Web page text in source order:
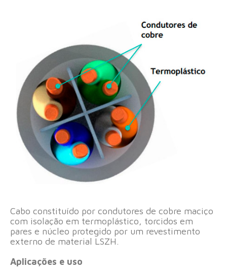
Cabo constituído por condutores de cobre maciço
com isolação em termoplástico, torcidos em
pares e núcleo protegido por um revestimento
externo de material LSZH.
Aplicações e uso